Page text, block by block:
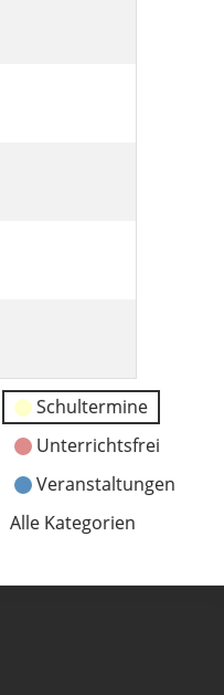
Schultermine
Unterrichtsfrei
Veranstaltungen
Alle Kategorien